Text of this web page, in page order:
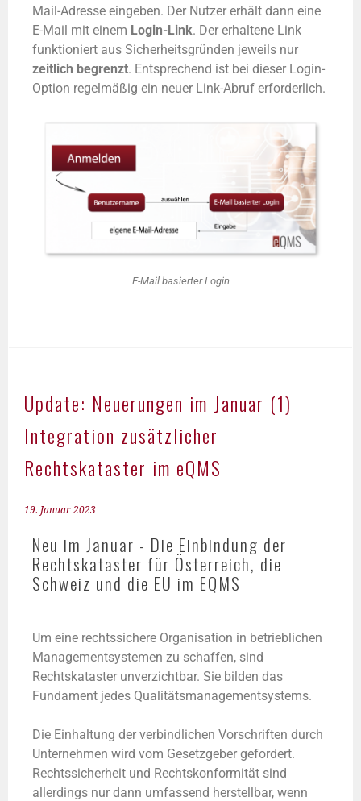
Mail-Adresse eingeben. Der Nutzer erhält dann eine
E-Mail mit einem Login-Link. Der erhaltene Link
funktioniert aus Sicherheitsgründen jeweils nur
zeitlich begrenzt. Entsprechend ist bei dieser Login-
Option regelmäßig ein neuer Link-Abruf erforderlich.
E-Mail basierter Login
Update: Neuerungen im Januar (1)
Integration zusätzlicher
Rechtskataster im eQMS
19. Januar 2023
Neu im Januar - Die Einbindung der
Rechtskataster für Österreich, die
Schweiz und die EU im EQMS
Um eine rechtssichere Organisation in betrieblichen
Managementsystemen zu schaffen, sind
Rechtskataster unverzichtbar. Sie bilden das
Fundament jedes Qualitätsmanagementsystems.
Die Einhaltung der verbindlichen Vorschriften durch
Unternehmen wird vom Gesetzgeber gefordert.
Rechtssicherheit und Rechtskonformität sind
allerdings nur dann umfassend herstellbar, wenn